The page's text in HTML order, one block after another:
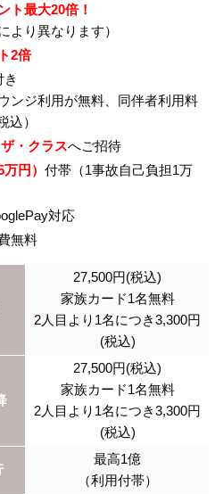
ト最大20倍！
より異なります）
2倍
ンジ利用が無料、同伴者利用料
込）
・クラスへご招待
円） 付帯（1事故自己負担1万
対応
無料
27,500円(税込)
家族カード1名無料
2人目より1名につき3,300円
(税込)
27,500円(税込)
家族カード1名無料
2人目より1名につき3,300円
(税込)
最高1億
（利用付帯）